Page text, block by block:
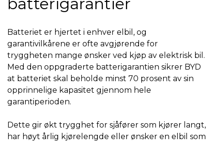
Batteriet er hjertet i enhver elbil, og
garantivilkårene er ofte avgjørende for
tryggheten mange ønsker ved kjøp av elektrisk bil.
Med den oppgraderte batterigarantien sikrer BYD
at batteriet skal beholde minst 70 prosent av sin
opprinnelige kapasitet gjennom hele
garantiperioden.
Dette gir økt trygghet for sjåfører som kjører langt,
har høyt årlig kjørelengde eller ønsker en elbil som